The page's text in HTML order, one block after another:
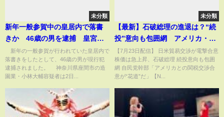
未分類
新年一般参賀中の皇居内で落書
きか 46歳の男を逮捕 皇宮警
察(2025年1月2日)
新年の一般参賀が行われていた皇居内で
落書きをしたとして、46歳の男が現行犯
逮捕されました。 神奈川県座間市の造
園業・小林大輔容疑者は2日...
未分類
【最新】石破総理の進退は？“続
投”意向も包囲網 アメリカ・ト
ランプ大統領と関税交渉“電撃合
意”【関連ニュースまとめ】
【7月23日配信】 日米貿易交渉が電撃合意
株価は急上昇、石破総理 続投意向も包囲
網 自民党幹部「アメリカとの関税交渉合
意が“花道”だ」【N...